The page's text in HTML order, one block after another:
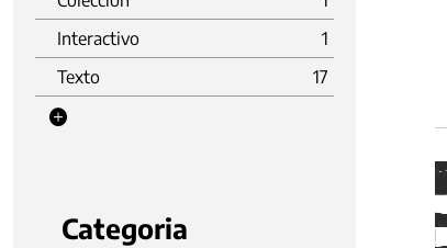
Interactivo
1
Texto
17
Categoria